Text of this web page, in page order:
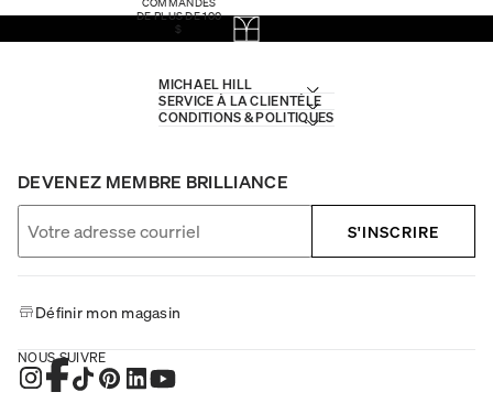
DE PLUS DE 100
$
MICHAEL HILL
SERVICE À LA CLIENTÈLE
CONDITIONS & POLITIQUES
DEVENEZ MEMBRE BRILLIANCE
S'INSCRIRE
Définir mon magasin
NOUS SUIVRE